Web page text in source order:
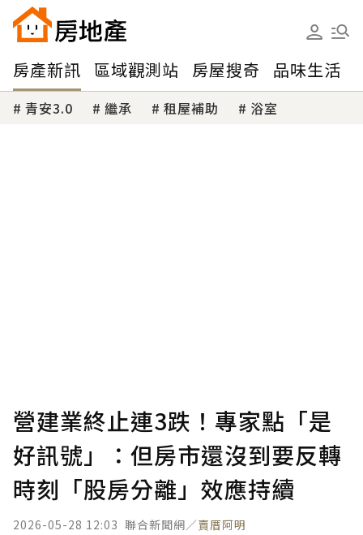
房產新訊 區域觀測站 房屋搜奇 品味生活
青安3.0 繼承 租屋補助 浴室
營建業終止連3跌！專家點「是
好訊號」：但房市還沒到要反轉
時刻「股房分離」效應持續
2026-05-28 12:03 聯合新聞網／賣厝阿明